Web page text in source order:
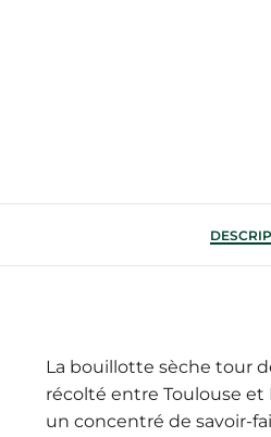
La bouillotte sèche tour
récolté entre Toulouse et
un concentré de savoir-